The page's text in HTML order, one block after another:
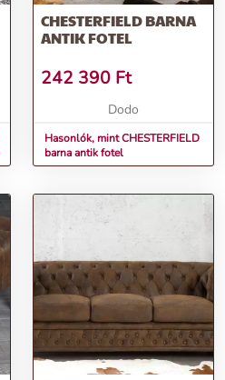
CHESTERFIELD BARNA
ANTIK FOTEL
242 390 Ft
Dodo
Hasonlók, mint CHESTERFIELD
barna antik fotel